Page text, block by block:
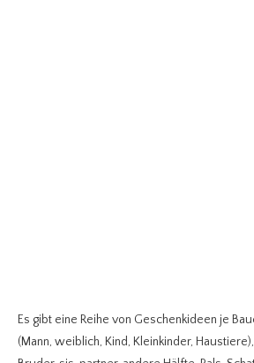
Es gibt eine Reihe von Geschenkideen je
(Mann, weiblich, Kind, Kleinkinder,